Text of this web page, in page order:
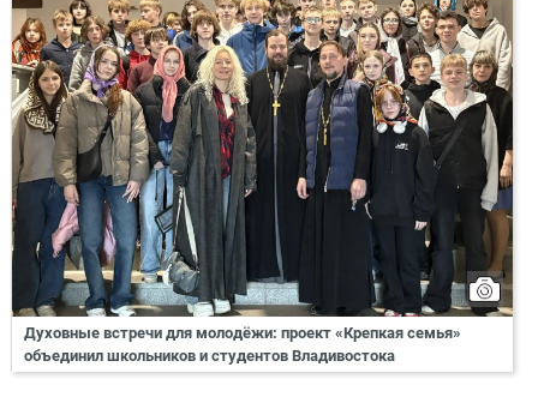
Духовные встречи для молодёжи: проект «Крепкая семья»
объединил школьников и студентов Владивостока